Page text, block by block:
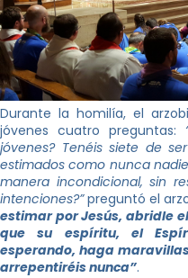
Durante la homilía, el
jóvenes cuatro preguntas:
jóvenes? Tenéis siete de
estimados como nunca
manera incondicional, sin
intenciones?”preguntó el
estimar por Jesús, abridle
que su espíritu, el
esperando, haga
arrepentiréis nunca”.